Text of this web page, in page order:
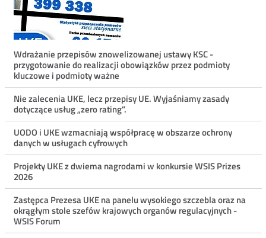
Menu
ostatnie
aktualności
Wdrażanie przepisów znowelizowanej ustawy KSC -
przygotowanie do realizacji obowiązków przez podmioty
kluczowe i podmioty ważne
Nie zalecenia UKE, lecz przepisy UE. Wyjaśniamy zasady
dotyczące usług „zero rating”.
UODO i UKE wzmacniają współpracę w obszarze ochrony
danych w usługach cyfrowych
Projekty UKE z dwiema nagrodami w konkursie WSIS Prizes
2026
Zastępca Prezesa UKE na panelu wysokiego szczebla oraz na
okrągłym stole szefów krajowych organów regulacyjnych -
WSIS Forum